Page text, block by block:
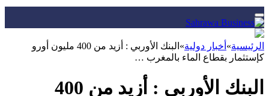
الرئيسية» أخبار دولية»
البنك الأوربي : أزيد من 400 مليون أورو
كإستثمار بقطاع الماء بالمغرب …
البنك الأوربي : أزيد من 400